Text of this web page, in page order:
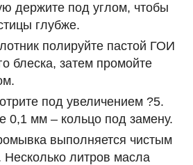
держите под углом, чтобы
глубже.
полируйте пастой ГОИ
блеска, затем промойте
под увеличением ?5.
0,1 мм – кольцо под замену.
выполняется чистым
Несколько литров масла